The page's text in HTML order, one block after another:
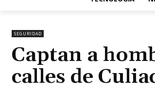
SEGURIDAD
Captan a
calles de